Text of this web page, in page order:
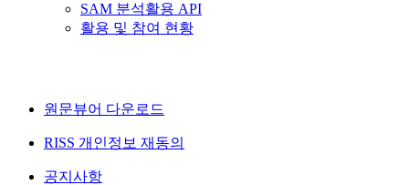
SAM 분석활용 API
활용 및 참여 현황
원문뷰어 다운로드
RISS 개인정보 재동의
공지사항